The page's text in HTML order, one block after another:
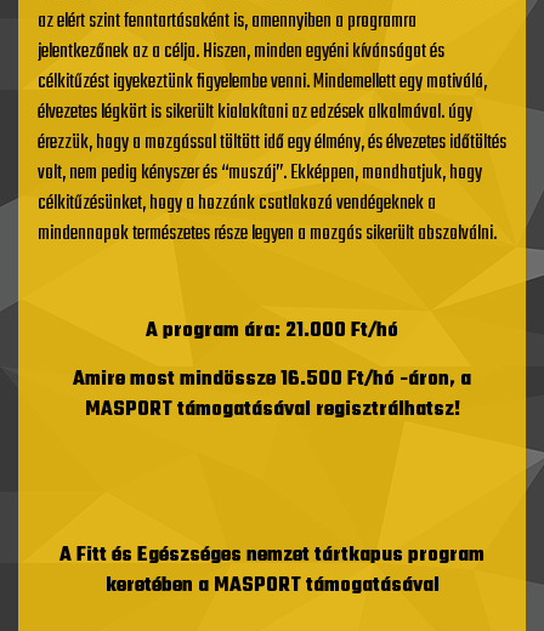
az elért szint fenntartásaként is, amennyiben a programra
jelentkezőnek az a célja. Hiszen, minden egyéni kívánságot és
célkitűzést igyekeztünk figyelembe venni. Mindemellett egy motiváló,
élvezetes légkört is sikerült kialakítani az edzések alkalmával. úgy
érezzük, hogy a mozgással töltött idő egy élmény, és élvezetes időtöltés
volt, nem pedig kényszer és “muszáj”. Ekképpen, mondhatjuk, hogy
célkitűzésünket, hogy a hozzánk csatlakozó vendégeknek a
mindennapok természetes része legyen a mozgás sikerült abszolválni.
A program ára: 21.000 Ft/hó
Amire most mindössze 16.500 Ft/hó -áron, a
MASPORT támogatásával regisztrálhatsz!
AFitt és Egészséges nemzet tártkapus program
keretében a MASPORT támogatásával